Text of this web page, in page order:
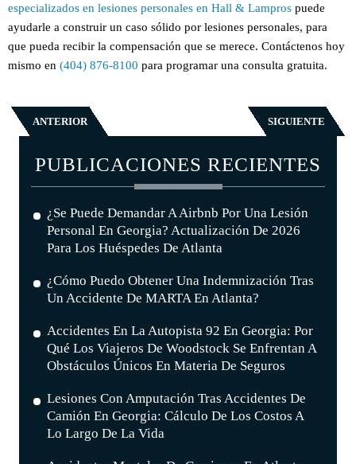
especializados en lesiones personales en Hall & Lampros puede
ayudarle a construir un caso sólido por lesiones personales, para
que pueda recibir la compensación que se merece. Contáctenos hoy
mismo en (404) 876-8100 para programar una consulta gratuita.
ANTERIOR SIGUIENTE
PUBLICACIONES RECIENTES
¿Se Puede Demandar A Airbnb Por Una Lesión
Personal En Georgia? Actualización De 2026
Para Los Huéspedes De Atlanta
¿Cómo Puedo Obtener Una Indemnización Tras
Un Accidente De MARTA En Atlanta?
Accidentes En La Autopista 92 En Georgia: Por
Qué Los Viajeros De Woodstock Se Enfrentan A
Obstáculos Únicos En Materia De Seguros
Lesiones Con Amputación Tras Accidentes De
Camión En Georgia: Cálculo De Los Costos A
Lo Largo De La Vida